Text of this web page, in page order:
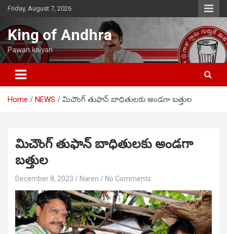
Skip
content
Friday, August 7, 2026
King of Andhra
Pawan kalyan
Home NEWS మిచౌంగ్ తుఫాన్ బాధితులకు అండగా బత్తుల
మిచౌంగ్ తుఫాన్ బాధితులకు అండగా
బత్తుల
December 8, 2023 Naren No Comments